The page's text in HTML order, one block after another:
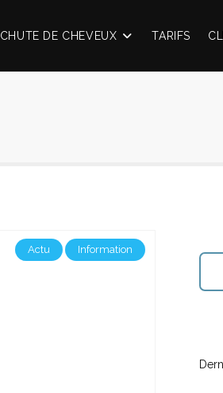
CHUTE DE CHEVEUX TARIFS
Actu Information